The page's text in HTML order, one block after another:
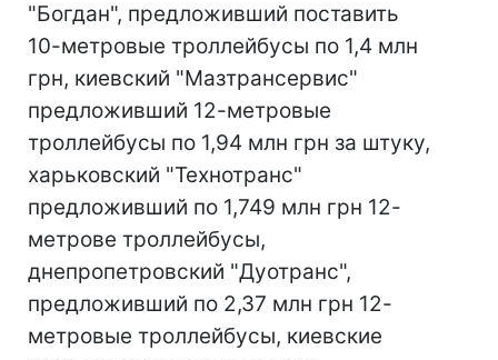
"Богдан", предложивший поставить
10-метровые троллейбусы по 1,4 млн
грн, киевский "Мазтрансервис"
предложивший 12-метровые
троллейбусы по 1,94 млн грн за штуку,
харьковский "Технотранс"
предложивший по 1,749 млн грн 12-
метрове троллейбусы,
днепропетровский "Дуотранс",
предложивший по 2,37 млн грн 12-
метровые троллейбусы, киевские